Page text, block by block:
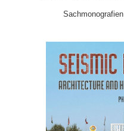
Sachmonografien